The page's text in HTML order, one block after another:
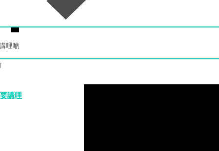
哩啲
講哩